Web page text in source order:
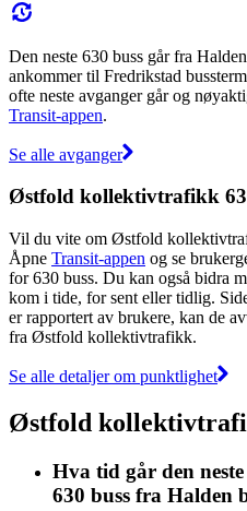
Den neste 630 buss går fra
ankommer til Fredrikstad
ofte neste avganger går og
Transit-appen.
Se alle avganger
Østfold kollektivtrafikk
Vil du vite om Østfold
Åpne Transit-appen og se
for 630 buss. Du kan også bidra
kom i tide, for sent eller tidlig.
er rapportert av brukere, kan de
fra Østfold kollektivtrafikk.
Se alle detaljer om punktlighet
Østfold
Hva tid går den
630 buss fra Halden